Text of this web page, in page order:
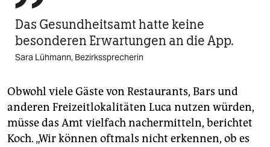
Das Gesundheitsamt hatte keine
besonderen Erwartungen an die App.
Sara Lühmann, Bezirkssprecherin
Obwohl viele Gäste von Restaurants, Bars und
anderen Freizeitlokalitäten Luca nutzen würden,
müsse das Amt vielfach nachermitteln, berichtet
Koch. „Wir können oftmals nicht erkennen, ob es